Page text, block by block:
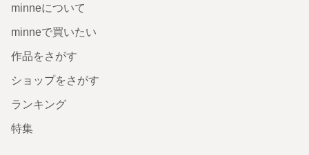
minneについて
minneで買いたい
作品をさがす
ショップをさがす
ランキング
特集